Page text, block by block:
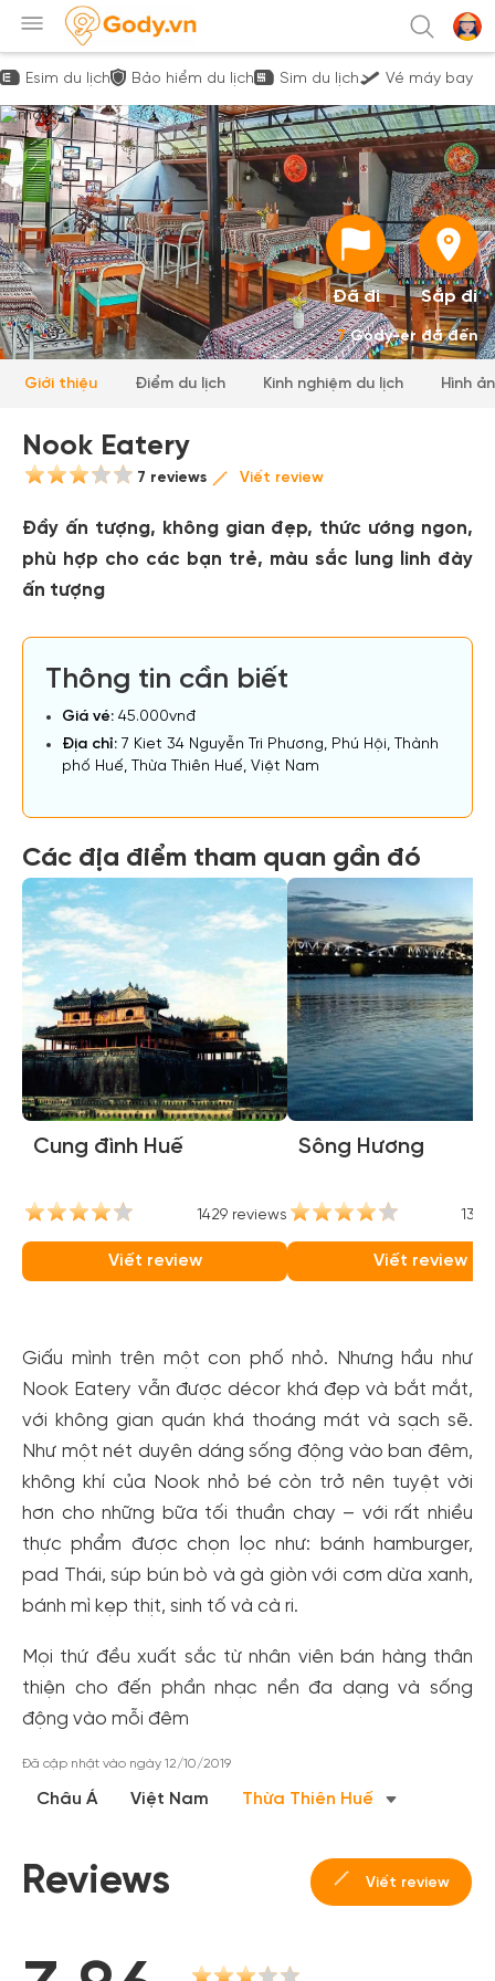
Esim du lịch Bảo hiểm du lịch Sim du lịch Vé máy bay
Đã đi Sắp đi
7Gody-er đã đến
Giới thiệu Điểm du lịch Kinh nghiệm du lịch Hình
Nook Eatery
7 reviews Viết review
Đầy ấn tượng, không gian đẹp, thức ướng ngon,
phù hợp cho các bạn trẻ, màu sắc lung linh đày
ấn tượng
Thông tin cần biết
Giá vé: 45.000vnđ
Địa chỉ: 7 Kiet 34 Nguyễn Tri Phương, Phú Hội, Thành
phố Huế, Thừa Thiên Huế, Việt Nam
Các địa điểm tham quan gần đó
Cung đình Huế
1429 reviews
Viết review
Sông Hương
Viết review
Giấu mình trên một con phố nhỏ. Nhưng hầu như
Nook Eatery vẫn được décor khá đẹp và bắt mắt,
với không gian quán khá thoáng mát và sạch sẽ.
Như một nét duyên dáng sống động vào ban đêm,
không khí của Nook nhỏ bé còn trở nên tuyệt vời
hơn cho những bữa tối thuần chay – với rất nhiều
thực phẩm được chọn lọc như: bánh hamburger,
pad Thái, súp bún bò và gà giòn với cơm dừa xanh,
bánh mì kẹp thịt, sinh tố và cà ri.
Mọi thứ đều xuất sắc từ nhân viên bán hàng thân
thiện cho đến phần nhạc nền đa dạng và sống
động vào mỗi đêm
Đã cập nhật vào ngày 12/10/2019
Châu Á Việt Nam Thừa Thiên Huế
Reviews Viết review